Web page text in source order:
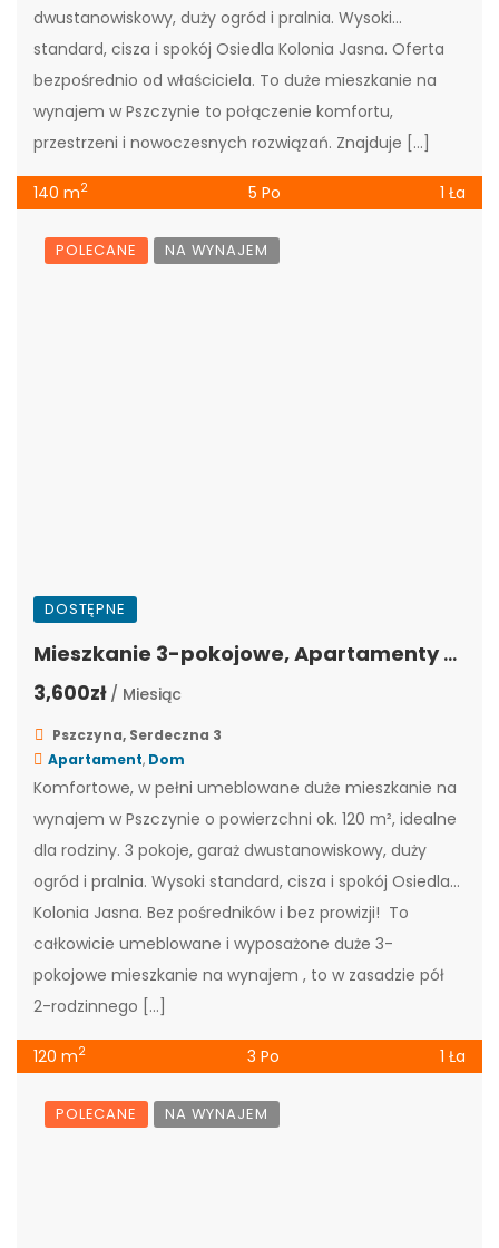
dwustanowiskowy, duży ogród i pralnia. Wysoki
standard, cisza i spokój Osiedla Kolonia Jasna. Oferta
bezpośrednio od właściciela. To duże mieszkanie na
wynajem w Pszczynie to połączenie komfortu,
przestrzeni i nowoczesnych rozwiązań. Znajduje […]
140 m2 5 Po 1 Ła
POLECANE NA WYNAJEM
DOSTĘPNE
Mieszkanie 3-pokojowe, Apartamenty Serdeczna, Osiedle Kolonia Jasna, Pszczyna, SER-2
3,600zł / Miesiąc
Pszczyna, Serdeczna 3
Apartament, Dom
Komfortowe, w pełni umeblowane duże mieszkanie na
wynajem w Pszczynie o powierzchni ok. 120 m², idealne
dla rodziny. 3 pokoje, garaż dwustanowiskowy, duży
ogród i pralnia. Wysoki standard, cisza i spokój Osiedla
Kolonia Jasna. Bez pośredników i bez prowizji! To
całkowicie umeblowane i wyposażone duże 3-
pokojowe mieszkanie na wynajem , to w zasadzie pół
2-rodzinnego […]
120 m2 3 Po 1 Ła
POLECANE NA WYNAJEM